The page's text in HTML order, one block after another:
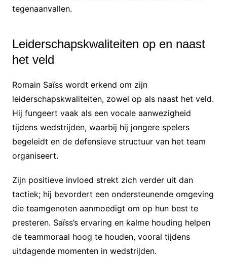
tegenaanvallen.
Leiderschapskwaliteiten op en naast
het veld
Romain Saïss wordt erkend om zijn
leiderschapskwaliteiten, zowel op als naast het veld.
Hij fungeert vaak als een vocale aanwezigheid
tijdens wedstrijden, waarbij hij jongere spelers
begeleidt en de defensieve structuur van het team
organiseert.
Zijn positieve invloed strekt zich verder uit dan
tactiek; hij bevordert een ondersteunende omgeving
die teamgenoten aanmoedigt om op hun best te
presteren. Saïss’s ervaring en kalme houding helpen
de teammoraal hoog te houden, vooral tijdens
uitdagende momenten in wedstrijden.